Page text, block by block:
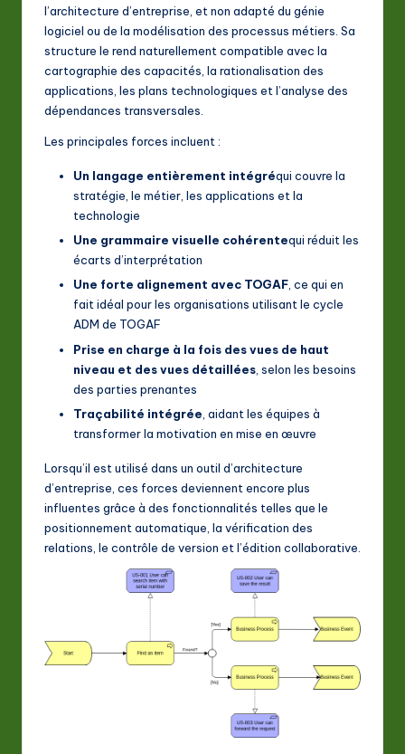
l’architecture d’entreprise, et non adapté du génie
logiciel ou de la modélisation des processus métiers. Sa
structure le rend naturellement compatible avec la
cartographie des capacités, la rationalisation des
applications, les plans technologiques et l’analyse des
dépendances transversales.
Les principales forces incluent :
Un langage entièrement intégréqui couvre la
stratégie, le métier, les applications et la
technologie
Une grammaire visuelle cohérentequi réduit les
écarts d’interprétation
Une forte alignement avec TOGAF, ce qui en
fait idéal pour les organisations utilisant le cycle
ADM de TOGAF
Prise en charge à la fois des vues de haut
niveau et des vues détaillées , selon les besoins
des parties prenantes
Traçabilité intégrée , aidant les équipes à
transformer la motivation en mise en œuvre
Lorsqu’il est utilisé dans un outil d’architecture
d’entreprise, ces forces deviennent encore plus
influentes grâce à des fonctionnalités telles que le
positionnement automatique, la vérification des
relations, le contrôle de version et l’édition collaborative.